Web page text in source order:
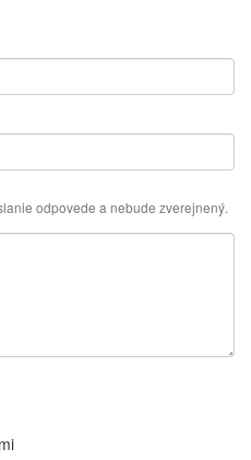
odpovede a nebude zverejnený.